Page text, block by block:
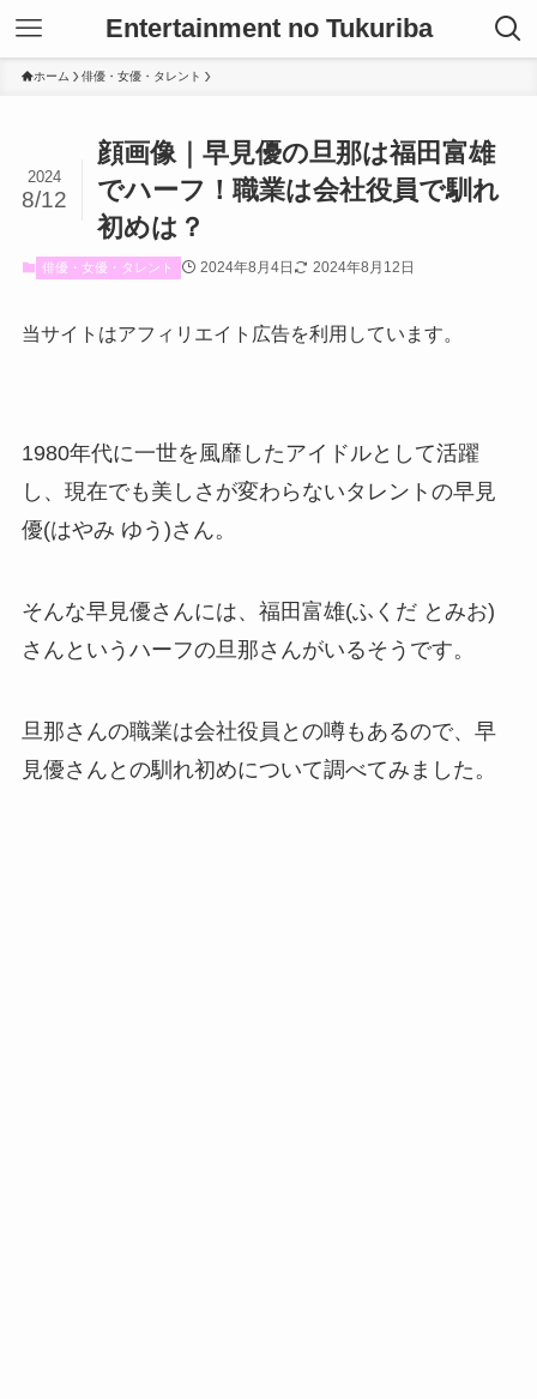
Entertainment no Tukuriba
ホーム 俳優・女優・タレント
顔画像｜早見優の旦那は福田富雄
でハーフ！職業は会社役員で馴れ
初めは？
2024
8/12
俳優・女優・タレント 2024年8月4日 2024年8月12日
当サイトはアフィリエイト広告を利用しています。
1980年代に一世を風靡したアイドルとして活躍
し、現在でも美しさが変わらないタレントの早見
優(はやみ ゆう)さん。
そんな早見優さんには、福田富雄(ふくだ とみお)
さんというハーフの旦那さんがいるそうです。
旦那さんの職業は会社役員との噂もあるので、早
見優さんとの馴れ初めについて調べてみました。